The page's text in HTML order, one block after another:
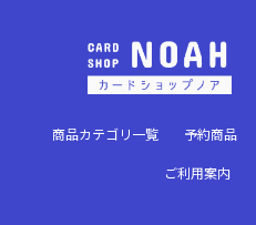
商品カテゴリ一覧 予約商品
ご利用案内